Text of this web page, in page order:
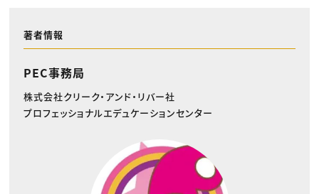
著者情報
PEC事務局
株式会社クリーク・アンド・リバー社
プロフェッショナルエデュケーションセンター